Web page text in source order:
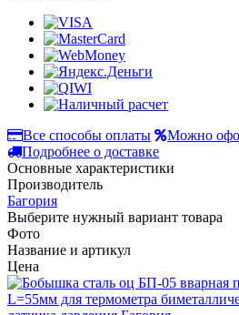
Все способы оплаты
Можно
Подробнее о доставке
Основные характеристики
Производитель
Багория
Выберите нужный вариант товара
Фото
Название и артикул
Цена